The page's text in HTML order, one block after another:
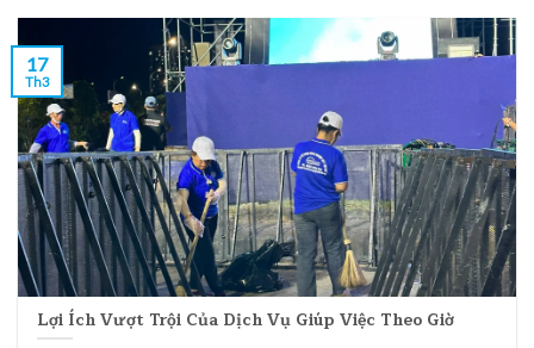
Lợi Ích Vượt Trội Của Dịch Vụ Giúp Việc Theo Giờ
17
Th3